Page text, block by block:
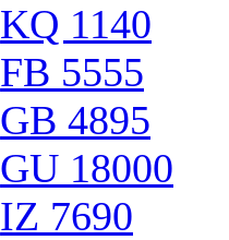
KQ 1140
FB 5555
GB 4895
GU 18000
IZ 7690